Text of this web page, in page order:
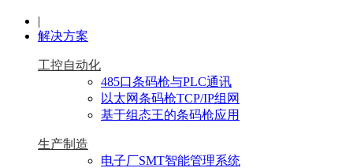
|
解决方案
工控自动化
485口条码枪与PLC通讯
以太网条码枪TCP/IP组网
基于组态王的条码枪应用
生产制造
电子厂SMT智能管理系统